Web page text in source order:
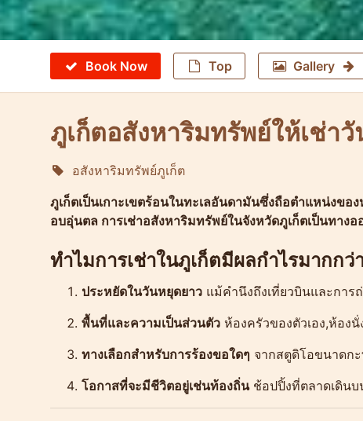
Book Now Top Gallery
ภูเก็ตอสังหาริมทรัพย์ให้เช่
Molokophuket
อสังหาริมทรัพย์ภูเก็ต
ภูเก็ตเป็นเกาะเขตร้อนในทะเลอันดามันซึ่งถือตำแหน่ง
อบอุ่นตล การเช่าอสังหาริมทรัพย์ในจังหวัดภูเก็ตเป็นทา
ทำไมการเช่าในภูเก็ตมีผลกำไรมากกว่
ประหยัดในวันหยุดยาว แม้คำนึงถึงเที่ยวบินและการ
พื้นที่และความเป็นส่วนตัว ห้องครัวของตัวเอง,ห้อง
ทางเลือกสำหรับการร้องขอใดๆ จากสตูดิโอขนาดก
โอกาสที่จะมีชีวิตอยู่เช่นท้องถิ่นช้อปปิ้งที่ตลาดเดินบ